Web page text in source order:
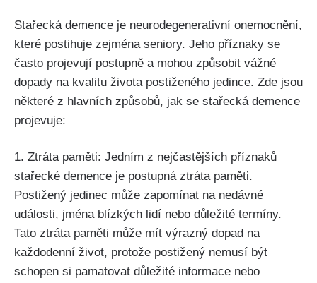
Stařecká demence je neurodegenerativní onemocnění,
které postihuje zejména seniory. Jeho příznaky se
často projevují postupně a mohou způsobit vážné
dopady na kvalitu života postiženého jedince. Zde jsou
některé z hlavních způsobů, jak se stařecká demence
projevuje:
1. Ztráta paměti: Jedním z nejčastějších příznaků
stařecké demence je postupná ztráta paměti.
Postižený jedinec může zapomínat na nedávné
události, jména blízkých lidí nebo důležité termíny.
Tato ztráta paměti může mít výrazný dopad na
každodenní život, protože postižený nemusí být
schopen si pamatovat důležité informace nebo